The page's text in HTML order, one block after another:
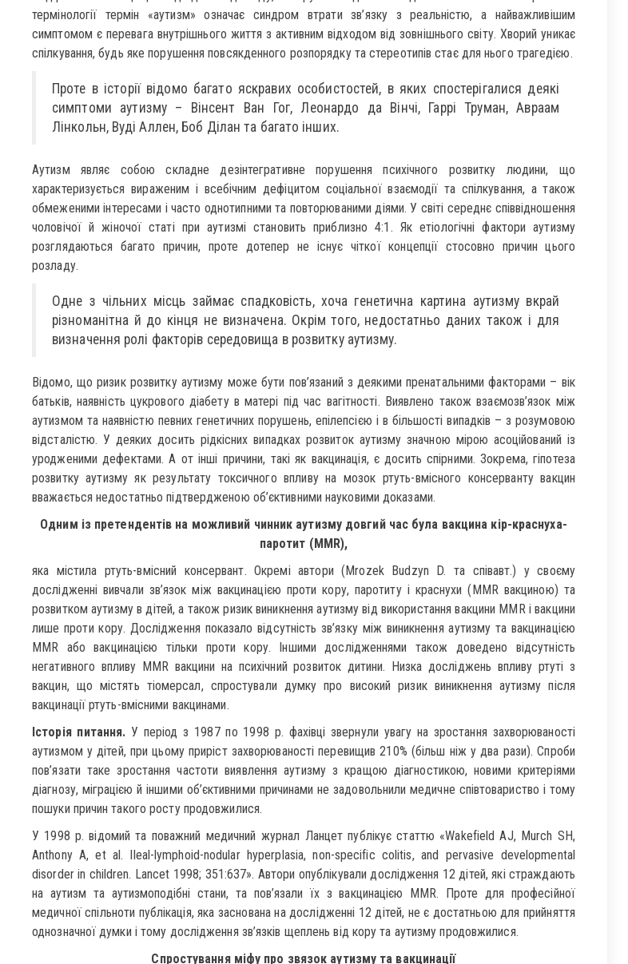
термінології термін «аутизм» означає синдром втрати зв’язку з реальністю, а найважливішим
симптомом є перевага внутрішнього життя з активним відходом від зовнішнього світу. Хворий уникає
спілкування, будь яке порушення повсякденного розпорядку та стереотипів стає для нього трагедією.
Проте в історії відомо багато яскравих особистостей, в яких спостерігалися деякі
симптоми аутизму – Вінсент Ван Гог, Леонардо да Вінчі, Гаррі Труман, Авраам
Лінкольн, Вуді Аллен, Боб Ділан та багато інших.
Аутизм являє собою складне дезінтегративне порушення психічного розвитку людини, що
характеризується вираженим і всебічним дефіцитом соціальної взаємодії та спілкування, а також
обмеженими інтересами і часто однотипними та повторюваними діями. У світі середнє співвідношення
чоловічої й жіночої статі при аутизмі становить приблизно 4:1. Як етіологічні фактори аутизму
розглядаються багато причин, проте дотепер не існує чіткої концепції стосовно причин цього
розладу.
Одне з чільних місць займає спадковість, хоча генетична картина аутизму вкрай
різноманітна й до кінця не визначена. Окрім того, недостатньо даних також і для
визначення ролі факторів середовища в розвитку аутизму.
Відомо, що ризик розвитку аутизму може бути пов’язаний з деякими пренатальними факторами – вік
батьків, наявність цукрового діабету в матері під час вагітності. Виявлено також взаємозв’язок між
аутизмом та наявністю певних генетичних порушень, епілепсією і в більшості випадків – з розумовою
відсталістю. У деяких досить рідкісних випадках розвиток аутизму значною мірою асоційований із
уродженими дефектами. А от інші причини, такі як вакцинація, є досить спірними. Зокрема, гіпотеза
розвитку аутизму як результату токсичного впливу на мозок ртуть-вмісного консерванту вакцин
вважається недостатньо підтвердженою об’єктивними науковими доказами.
Одним із претендентів на можливий чинник аутизму довгий час була вакцина кір-краснуха-
паротит (ММR),
яка містила ртуть-вмісний консервант. Окремі автори (Mrozek Budzyn D. та співавт.) у своєму
дослідженні вивчали зв’язок між вакцинацією проти кору, паротиту і краснухи (MMR вакциною) та
розвитком аутизму в дітей, а також ризик виникнення аутизму від використання вакцини MMR і вакцини
лише проти кору. Дослідження показало відсутність зв’язку між виникнення аутизму та вакцинацією
MMR або вакцинацією тільки проти кору. Іншими дослідженнями також доведено відсутність
негативного впливу MMR вакцини на психічний розвиток дитини. Низка досліджень впливу ртуті з
вакцин, що містять тіомерсал, спростували думку про високий ризик виникнення аутизму після
вакцинації ртуть-вмісними вакцинами.
Історія питання. У період з 1987 по 1998 р. фахівці звернули увагу на зростання захворюваності
аутизмом у дітей, при цьому приріст захворюваності перевищив 210% (більш ніж у два рази). Спроби
пов’язати таке зростання частоти виявлення аутизму з кращою діагностикою, новими критеріями
діагнозу, міграцією й іншими об’єктивними причинами не задовольнили медичне співтовариство і тому
пошуки причин такого росту продовжилися.
У 1998 р. відомий та поважний медичний журнал Ланцет публікує статтю «Wakefield AJ, Murch SH,
Anthony A, et al. Ileal-lymphoid-nodular hyperplasia, non-specific colitis, and pervasive developmental
disorder in children. Lancet 1998; 351:637». Автори опублікували дослідження 12 дітей, які страждають
на аутизм та аутизмоподібні стани, та пов’язали їх з вакцинацією MMR. Проте для професійної
медичної спільноти публікація, яка заснована на дослідженні 12 дітей, не є достатньою для прийняття
однозначної думки і тому дослідження зв’язків щеплень від кору та аутизму продовжилися.
Спростування міфу про звязок аутизму та вакцинації